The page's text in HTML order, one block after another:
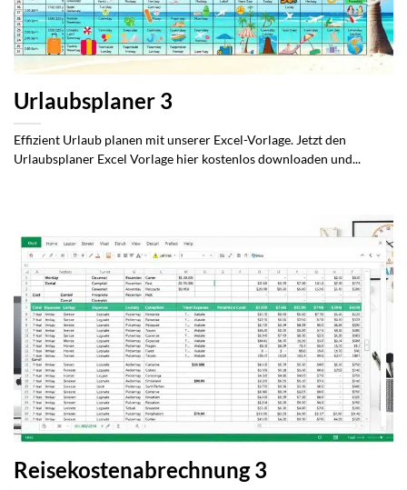
Urlaubsplaner 3
Effizient Urlaub planen mit unserer Excel-Vorlage. Jetzt den
Urlaubsplaner Excel Vorlage hier kostenlos downloaden und...
Reisekostenabrechnung 3